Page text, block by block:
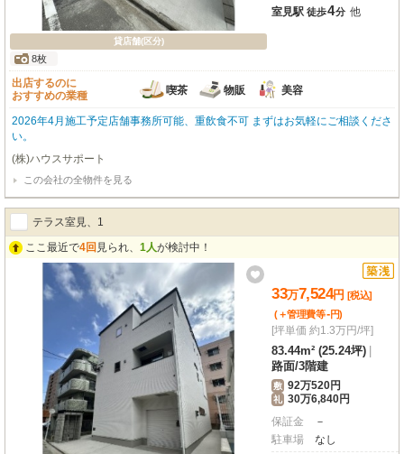
貸店舗(区分)
8枚
室見駅 徒歩4分 他
出店するのに
おすすめの業種
喫茶 物販 美容
2026年4月施工予定店舗事務所可能、重飲食不可 まずはお気軽にご相談くださ
い。
(株)ハウスサポート
この会社の全物件を見る
テラス室見、1
ここ最近で4回 見られ、 1人が検討中！
33万7,524円 [税込]
(＋管理費等-円)
[坪単価 約1.3万円/坪]
83.44m² (25.24坪)
路面/3階建
敷 92万520円
礼 30万6,840円
保証金
－
駐車場
なし